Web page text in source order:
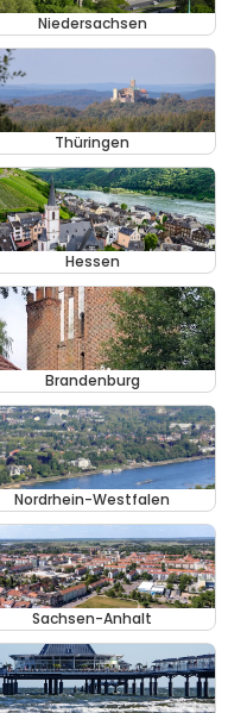
Niedersachsen
Thüringen
Hessen
Brandenburg
Nordrhein-Westfalen
Sachsen-Anhalt